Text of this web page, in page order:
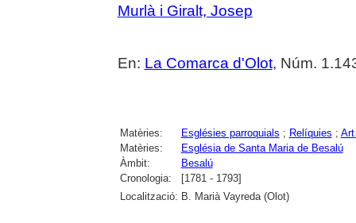
Murlà i Giralt, Josep
En: La Comarca d'Olot, Núm.
Matèries: Esglésies parroquials ; Relíquies ;
Matèries:
Església de Santa Maria de Besalú
Àmbit:
Besalú
Cronologia:
[1781 - 1793]
Localització: B. Marià Vayreda (Olot)